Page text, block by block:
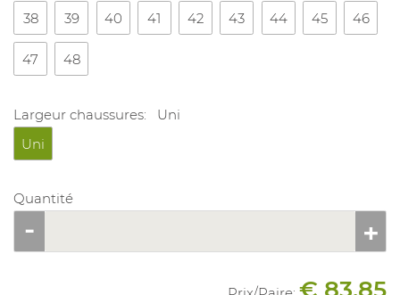
38
39 40 41 42 43 44 45 46
47 48
Largeur chaussures:
Uni
Uni
Quantité